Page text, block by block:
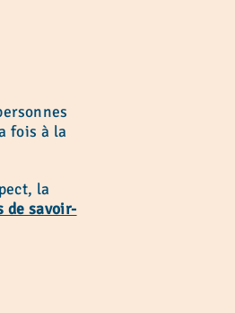
fois à la
la
de savoir-